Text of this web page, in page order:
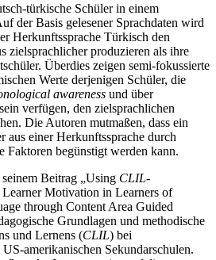
türkische Schüler in einem
der Basis gelesener Sprachdaten wird
Herkunftssprache Türkisch den
zielsprachlicher produzieren als ihre
Überdies zeigen semi-fokussierte
Werte derjenigen Schüler, die
awareness und über
verfügen, den zielsprachlichen
Die Autoren mutmaßen, dass ein
aus einer Herkunftssprache durch
Faktoren begünstigt werden kann.
Beitrag „Using CLIL-
Motivation in Learners of
through Content Area Guided
Grundlagen und methodische
und Lernens (CLIL) bei
amerikanischen Sekundarschulen.